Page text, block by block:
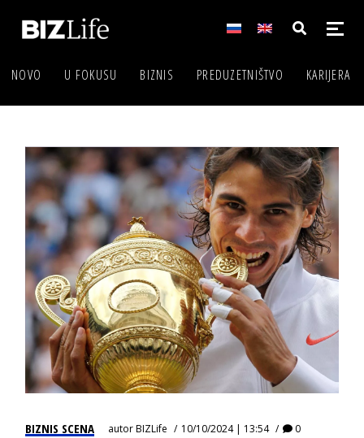
NOVO U FOKUSU BIZNIS PREDUZETNIŠTVO KARIJERA
BIZNIS SCENA autorBIZLife 10/10/2024 | 13:54 0